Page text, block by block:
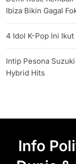
Ibiza Bikin Gagal
4 Idol K-Pop Ini
Intip Pesona
Hybrid Hits
Info